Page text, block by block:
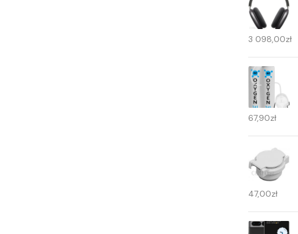
3 098,00zł
67,90zł
47,00zł